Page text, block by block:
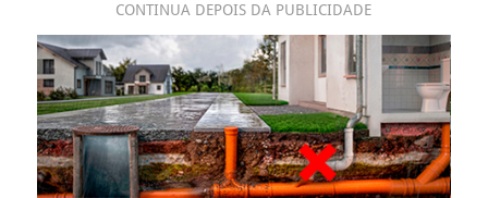
CONTINUA DEPOIS DA PUBLICIDADE